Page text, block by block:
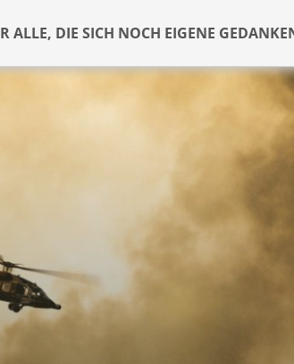
ALLE, DIE SICH NOCH EIGENE